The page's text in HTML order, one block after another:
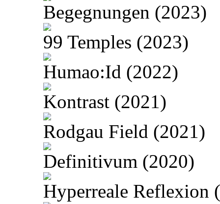
Begegnungen (2023)
99 Temples (2023)
Humao:Id (2022)
Kontrast (2021)
Rodgau Field (2021)
Definitivum (2020)
Hyperreale Reflexion